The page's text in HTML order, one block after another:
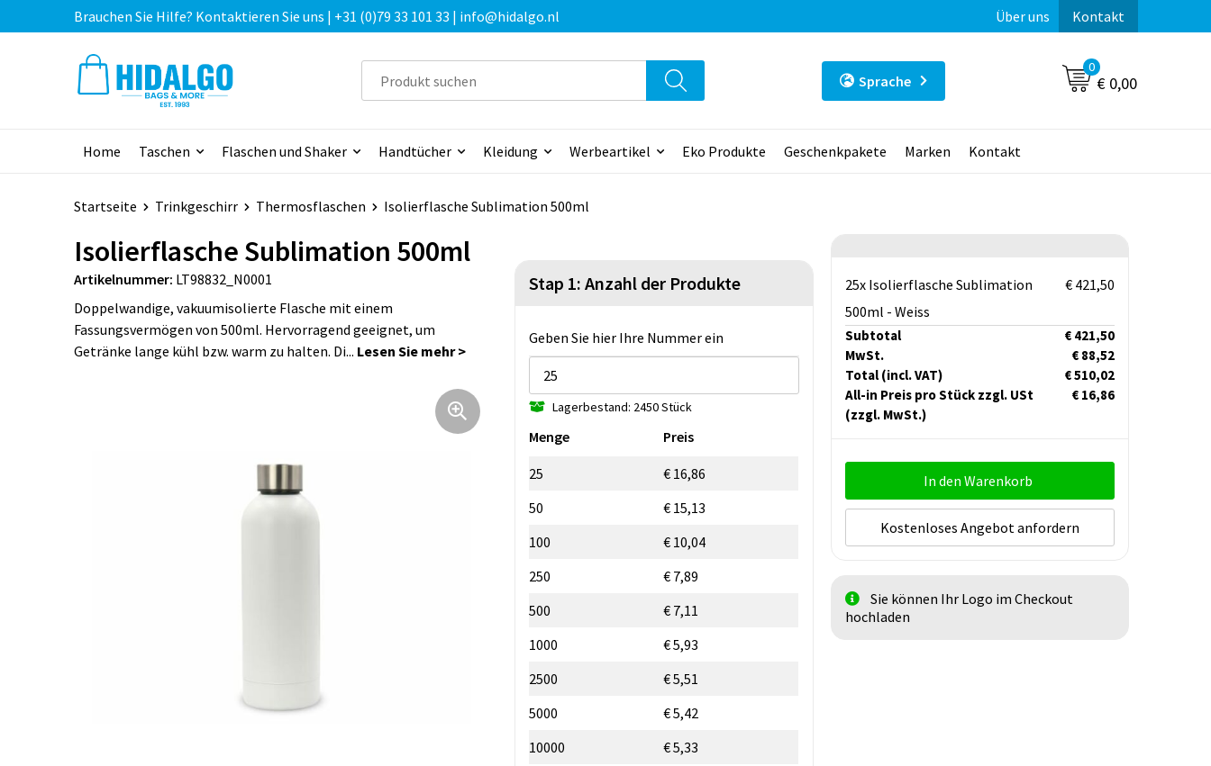
Brauchen Sie Hilfe? Kontaktieren Sie uns | +31 (0)79 33 101 33 | info@hidalgo.nl Über uns Kontakt
Sprache
0
€ 0,00
Home Taschen Flaschen und Shaker Handtücher Kleidung Werbeartikel Eko Produkte Geschenkpakete Marken Kontakt
Startseite Trinkgeschirr Thermosflaschen Isolierflasche Sublimation 500ml
Isolierflasche Sublimation 500ml
Artikelnummer: LT98832_N0001
Doppelwandige, vakuumisolierte Flasche mit einem
Fassungsvermögen von 500ml. Hervorragend geeignet, um
Getränke lange kühl bzw. warm zu halten. Di...
Stap 1: Anzahl der Produkte
Geben Sie hier Ihre Nummer ein
Lagerbestand: 2450 Stück
Menge Preis
25
€ 16,86
50
€ 15,13
100
€ 10,04
250
€ 7,89
500
€ 7,11
1000
€ 5,93
2500
€ 5,51
5000
€ 5,42
10000
€ 5,33
25x Isolierflasche Sublimation
500ml - Weiss
€ 421,50
Subtotal
€ 421,50
MwSt.
€ 88,52
Total (incl. VAT)
€ 510,02
All-in Preis pro Stück zzgl. USt
(zzgl. MwSt.)
€ 16,86
In den Warenkorb
Kostenloses Angebot anfordern
Sie können Ihr Logo im Checkout
hochladen